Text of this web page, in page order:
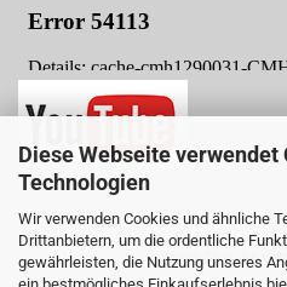
Diese Webseite verwendet
Technologien
Wir verwenden Cookies und ähnliche
Drittanbietern, um die ordentliche
gewährleisten, die Nutzung unseres
Online-Shopby